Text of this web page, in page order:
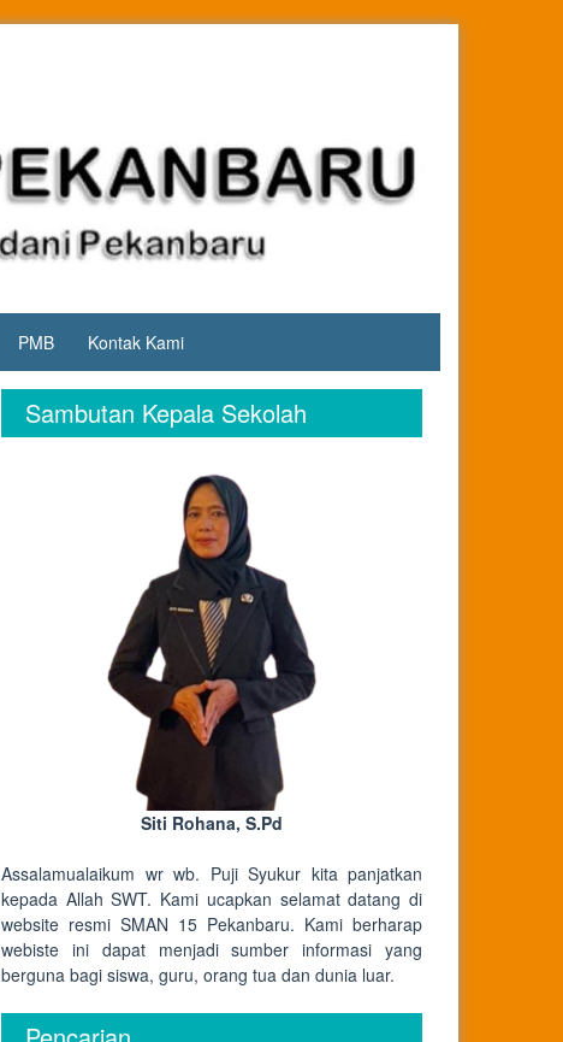
PMB Kontak Kami
Sambutan Kepala Sekolah
Siti Rohana, S.Pd
Assalamualaikum wr wb. Puji Syukur kita panjatkan
kepada Allah SWT. Kami ucapkan selamat datang di
website resmi SMAN 15 Pekanbaru. Kami berharap
webiste ini dapat menjadi sumber informasi yang
berguna bagi siswa, guru, orang tua dan dunia luar.